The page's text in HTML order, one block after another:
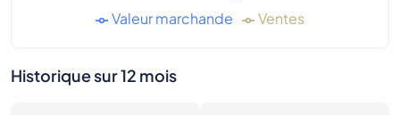
Valeur marchande Ventes
Historique sur 12 mois